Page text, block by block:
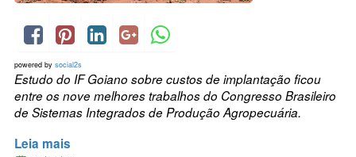
powered by social2s
Estudo do IF Goiano sobre custos de implantação ficou
entre os nove melhores trabalhos do Congresso Brasileiro
de Sistemas Integrados de Produção Agropecuária.
Leia mais